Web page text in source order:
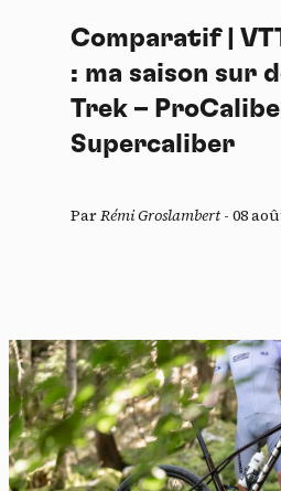
Comparatif |
: ma saison sur
Trek –
Supercaliber
ParRémi Groslambert- 08